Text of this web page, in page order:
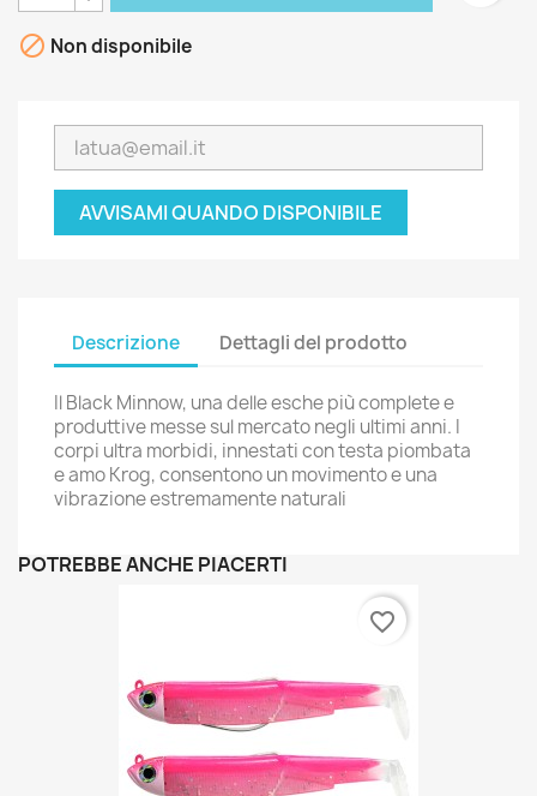
 Non disponibile
AVVISAMI QUANDO DISPONIBILE
Descrizione Dettagli del prodotto
Il Black Minnow, una delle esche più complete e
produttive messe sul mercato negli ultimi anni. I
corpi ultra morbidi, innestati con testa piombata
e amo Krog, consentono un movimento e una
vibrazione estremamente naturali
POTREBBE ANCHE PIACERTI
favorite_border